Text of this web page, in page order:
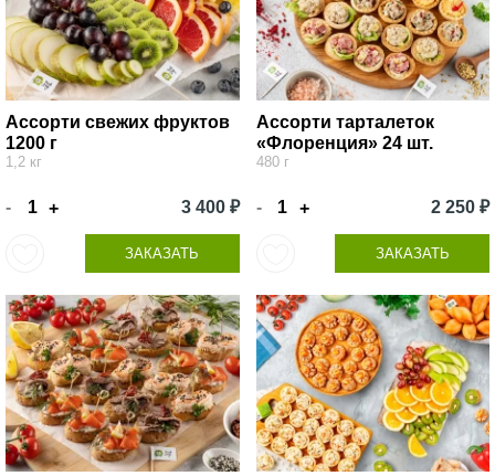
Ассорти свежих фруктов
1200 г
1,2 кг
- + 3 400 ₽
ЗАКАЗАТЬ
Ассорти тарталеток
«Флоренция» 24 шт.
480 г
- + 2 250 ₽
ЗАКАЗАТЬ